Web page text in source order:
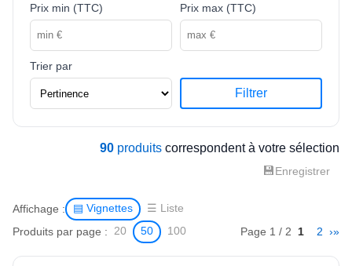
Prix min (TTC) Prix max (TTC)
Trier par
Filtrer
90 produits correspondent à votre sélection
💾Enregistrer
Affichage : ▤ Vignettes ☰ Liste
Produits par page : 20 50 100 Page 1 / 2 1 2 ›»